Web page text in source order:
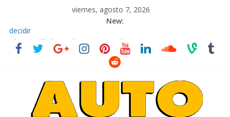
viernes, agosto 7, 2026
New:
El costo de tener un vehículo gana protagonismo a la hora de
decidir
Ultima película ‘Spider‑Man: Brand New Day’ pone en escena a
La Vuelta al Ecuador 2026, edición 47ª, recorre 7 provincias en 8